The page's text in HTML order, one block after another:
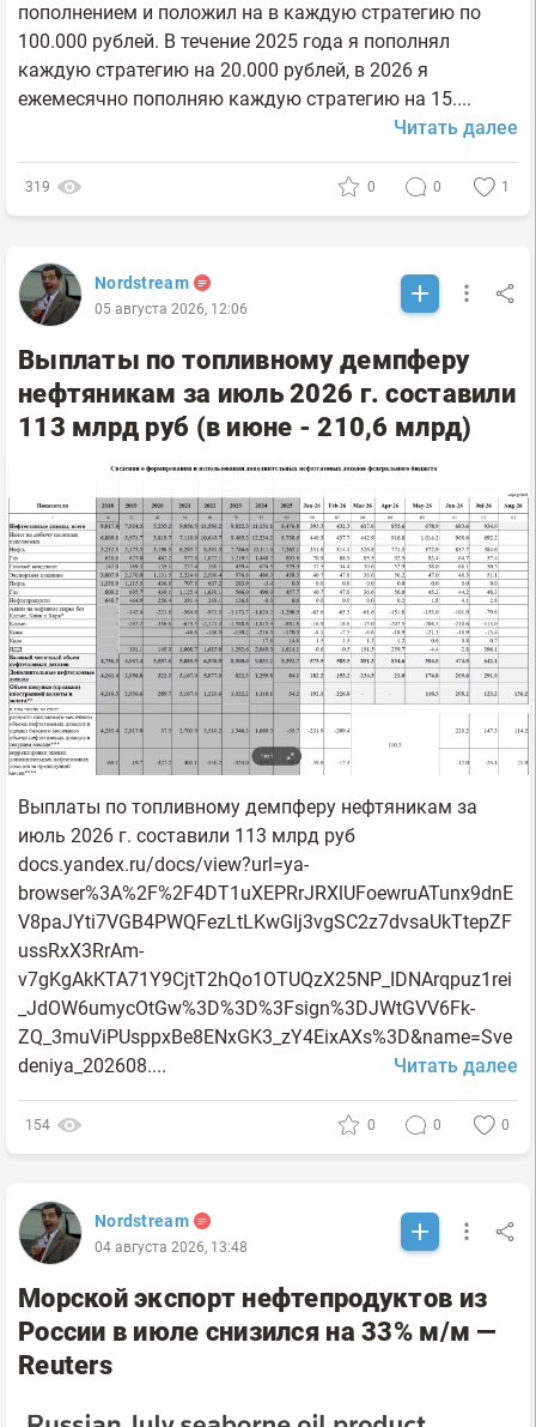
пополнением и положил на в каждую стратегию по
100.000 рублей. В течение 2025 года я пополнял
каждую стратегию на 20.000 рублей, в 2026 я
ежемесячно пополняю каждую стратегию на 15....
Читать далее
319 0 0 1
Nordstream
05 августа 2026, 12:06
Выплаты по топливному демпферу
нефтяникам за июль 2026 г. составили
113 млрд руб (в июне - 210,6 млрд)
Выплаты по топливному демпферу нефтяникам за
июль 2026 г. составили 113 млрд руб
docs.yandex.ru/docs/view?url=ya-
browser%3A%2F%2F4DT1uXEPRrJRXlUFoewruATunx9dnE
V8paJYti7VGB4PWQFezLtLKwGIj3vgSC2z7dvsaUkTtepZF
ussRxX3RrAm-
v7gKgAkKTA71Y9CjtT2hQo1OTUQzX25NP_IDNArqpuz1rei
_JdOW6umycOtGw%3D%3D%3Fsign%3DJWtGVV6Fk-
ZQ_3muViPUsppxBe8ENxGK3_zY4EixAXs%3D&name=Sve
deniya_202608....
Читать далее
154 0 0 0
Nordstream
04 августа 2026, 13:48
Морской экспорт нефтепродуктов из
России в июле снизился на 33% м/м —
Reuters